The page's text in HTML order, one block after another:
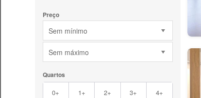
Preço
Sem mínimo
Sem máximo
Quartos
0+ 1+ 2+ 3+ 4+